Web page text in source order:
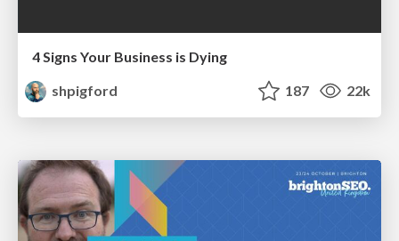
4 Signs Your Business is Dying
shpigford
187 22k